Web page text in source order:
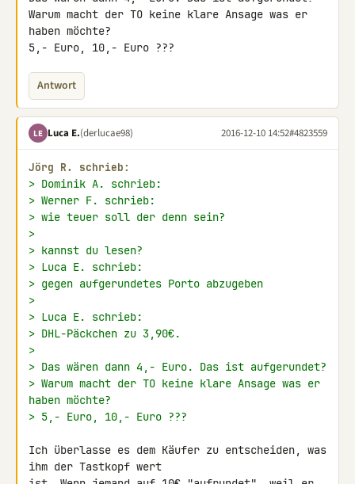
Warum macht der TO keine klare Ansage was er
haben möchte?
5,- Euro, 10,- Euro ???
Antwort
LE Luca E.(derlucae98) 2016-12-10 14:52#4823559
Jörg R. schrieb:
> Dominik A. schrieb:
> Werner F. schrieb:
> wie teuer soll der denn sein?
>
> kannst du lesen?
> Luca E. schrieb:
> gegen aufgerundetes Porto abzugeben
>
> Luca E. schrieb:
> DHL-Päckchen zu 3,90€.
>
> Das wären dann 4,- Euro. Das ist aufgerundet?
> Warum macht der TO keine klare Ansage was er
haben möchte?
> 5,- Euro, 10,- Euro ???
Ich überlasse es dem Käufer zu entscheiden, was
ihm der Tastkopf wert